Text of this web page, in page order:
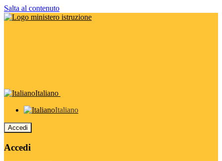
Salta al contenuto
Italiano
Italiano
Accedi
Accedi